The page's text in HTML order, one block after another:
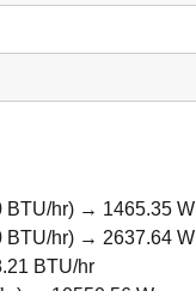
BTU/hr) → 1465.35 W
BTU/hr) → 2637.64 W
BTU/hr